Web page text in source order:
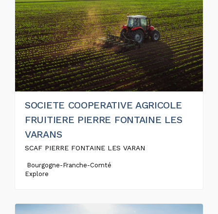
SOCIETE COOPERATIVE AGRICOLE
FRUITIERE PIERRE FONTAINE LES
VARANS
SCAF PIERRE FONTAINE LES VARAN
Bourgogne-Franche-Comté
Explore